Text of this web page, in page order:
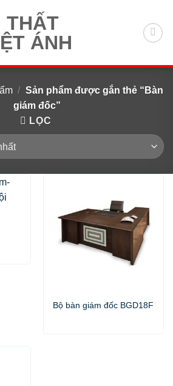
/ Sản phẩm được gắn thẻ “Bàn
giám đốc”
LỌC
Bộ bàn giám đốc BGD18F